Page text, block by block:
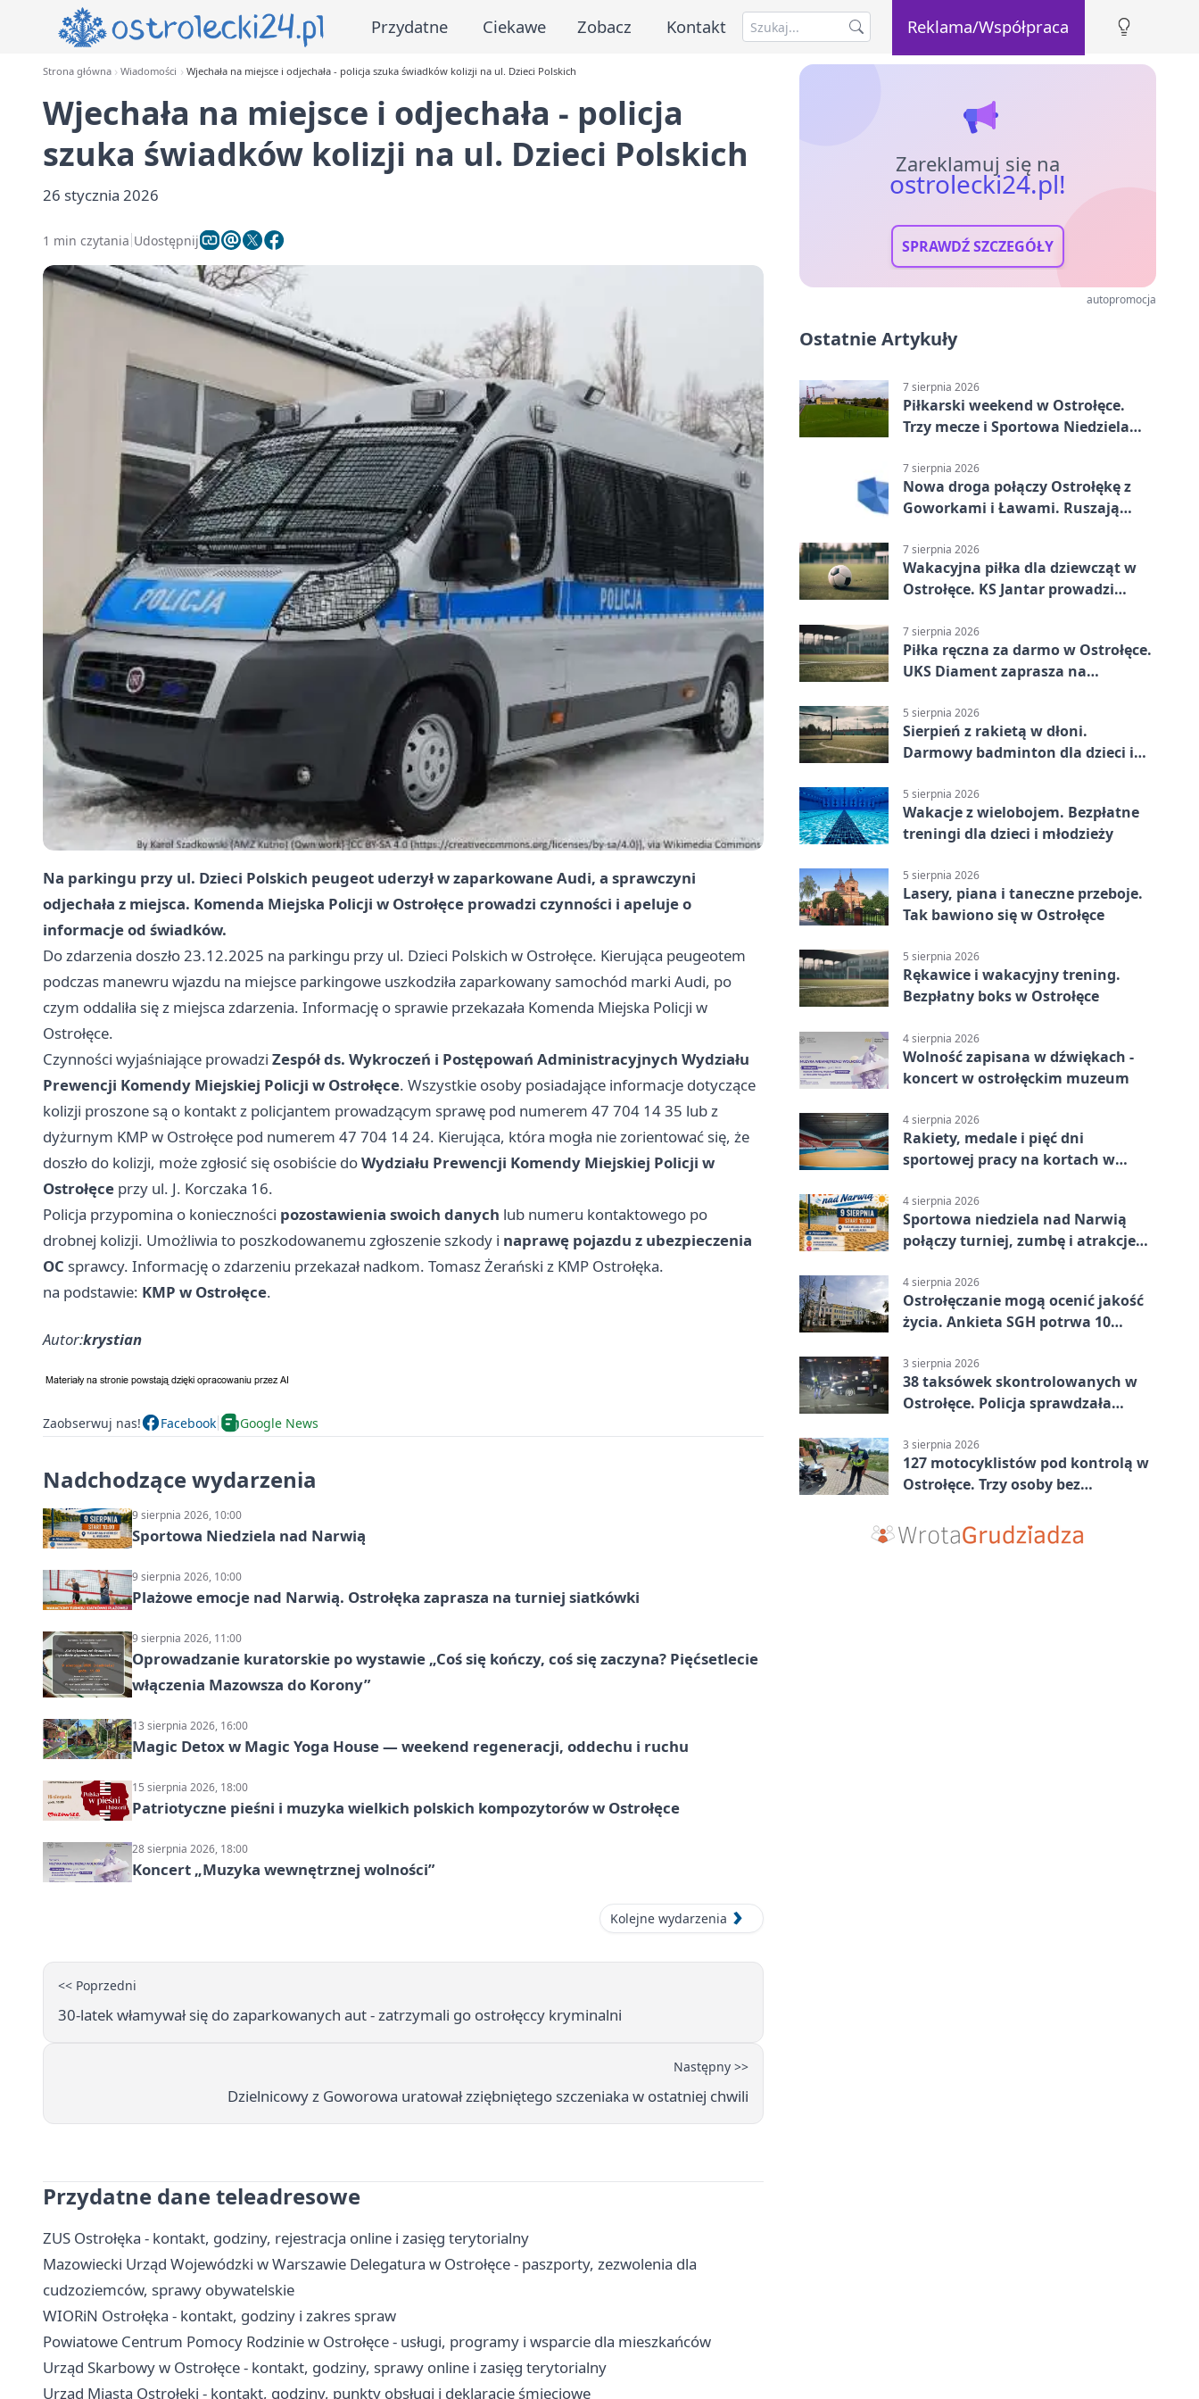
Przydatne Ciekawe Zobacz Kontakt Reklama/Współpraca
Strona główna Wiadomości Wjechała na miejsce i odjechała - policja szuka świadków kolizji na ul. Dzieci Polskich
Wjechała na miejsce i odjechała - policja
szuka świadków kolizji na ul. Dzieci Polskich
26 stycznia 2026
1 min czytania Udostępnij
Na parkingu przy ul. Dzieci Polskich peugeot uderzył w zaparkowane Audi, a sprawczyni
odjechała z miejsca. Komenda Miejska Policji w Ostrołęce prowadzi czynności i apeluje o
informacje od świadków.
Do zdarzenia doszło 23.12.2025 na parkingu przy ul. Dzieci Polskich w Ostrołęce. Kierująca peugeotem
podczas manewru wjazdu na miejsce parkingowe uszkodziła zaparkowany samochód marki Audi, po
czym oddaliła się z miejsca zdarzenia. Informację o sprawie przekazała Komenda Miejska Policji w
Ostrołęce.
Czynności wyjaśniające prowadzi Zespół ds. Wykroczeń i Postępowań Administracyjnych Wydziału
Prewencji Komendy Miejskiej Policji w Ostrołęce. Wszystkie osoby posiadające informacje dotyczące
kolizji proszone są o kontakt z policjantem prowadzącym sprawę pod numerem 47 704 14 35 lub z
dyżurnym KMP w Ostrołęce pod numerem 47 704 14 24. Kierująca, która mogła nie zorientować się, że
doszło do kolizji, może zgłosić się osobiście doWydziału Prewencji Komendy Miejskiej Policji w
Ostrołęce przy ul. J. Korczaka 16.
Policja przypomina o konieczności pozostawienia swoich danych lub numeru kontaktowego po
drobnej kolizji. Umożliwia to poszkodowanemu zgłoszenie szkody i naprawę pojazdu z ubezpieczenia
OC sprawcy. Informację o zdarzeniu przekazał nadkom. Tomasz Żerański z KMP Ostrołęka.
na podstawie: KMP w Ostrołęce.
Autor:krystian
Zaobserwuj nas! Facebook Google News
Nadchodzące wydarzenia
9 sierpnia 2026, 10:00
Sportowa Niedziela nad Narwią
9 sierpnia 2026, 10:00
Plażowe emocje nad Narwią. Ostrołęka zaprasza na turniej siatkówki
9 sierpnia 2026, 11:00
Oprowadzanie kuratorskie po wystawie „Coś się kończy, coś się zaczyna? Pięćsetlecie
włączenia Mazowsza do Korony”
13 sierpnia 2026, 16:00
Magic Detox w Magic Yoga House — weekend regeneracji, oddechu i ruchu
15 sierpnia 2026, 18:00
Patriotyczne pieśni i muzyka wielkich polskich kompozytorów w Ostrołęce
28 sierpnia 2026, 18:00
Koncert „Muzyka wewnętrznej wolności”
Kolejne wydarzenia
<< Poprzedni
30-latek włamywał się do zaparkowanych aut - zatrzymali go ostrołęccy kryminalni
Następny >>
Dzielnicowy z Goworowa uratował zziębniętego szczeniaka w ostatniej chwili
Przydatne dane teleadresowe
ZUS Ostrołęka - kontakt, godziny, rejestracja online i zasięg terytorialny
Mazowiecki Urząd Wojewódzki w Warszawie Delegatura w Ostrołęce - paszporty, zezwolenia dla
cudzoziemców, sprawy obywatelskie
WIORiN Ostrołęka - kontakt, godziny i zakres spraw
Powiatowe Centrum Pomocy Rodzinie w Ostrołęce - usługi, programy i wsparcie dla mieszkańców
Urząd Skarbowy w Ostrołęce - kontakt, godziny, sprawy online i zasięg terytorialny
Urząd Miasta Ostrołęki - kontakt, godziny, punkty obsługi i deklaracje śmieciowe
Zareklamuj się na
ostrolecki24.pl!
SPRAWDŹ SZCZEGÓŁY
autopromocja
Ostatnie Artykuły
7 sierpnia 2026
Piłkarski weekend w Ostrołęce.
Trzy mecze i Sportowa Niedziela
7 sierpnia 2026
Nowa droga połączy Ostrołękę z
Goworkami i Ławami. Ruszają
7 sierpnia 2026
Wakacyjna piłka dla dziewcząt w
Ostrołęce. KS Jantar prowadzi
7 sierpnia 2026
Piłka ręczna za darmo w Ostrołęce.
UKS Diament zaprasza na
5 sierpnia 2026
Sierpień z rakietą w dłoni.
Darmowy badminton dla dzieci i
5 sierpnia 2026
Wakacje z wielobojem. Bezpłatne
treningi dla dzieci i młodzieży
5 sierpnia 2026
Lasery, piana i taneczne przeboje.
Tak bawiono się w Ostrołęce
5 sierpnia 2026
Rękawice i wakacyjny trening.
Bezpłatny boks w Ostrołęce
4 sierpnia 2026
Wolność zapisana w dźwiękach -
koncert w ostrołęckim muzeum
4 sierpnia 2026
Rakiety, medale i pięć dni
sportowej pracy na kortach w
4 sierpnia 2026
Sportowa niedziela nad Narwią
połączy turniej, zumbę i atrakcje
4 sierpnia 2026
Ostrołęczanie mogą ocenić jakość
życia. Ankieta SGH potrwa 10
3 sierpnia 2026
38 taksówek skontrolowanych w
Ostrołęce. Policja sprawdzała
3 sierpnia 2026
127 motocyklistów pod kontrolą w
Ostrołęce. Trzy osoby bez